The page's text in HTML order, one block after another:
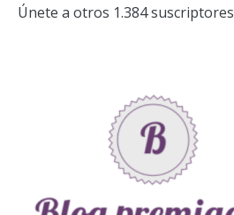
Únete a otros 1.384 suscriptores